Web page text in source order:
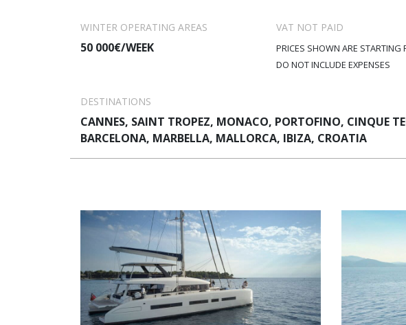
WINTER OPERATING AREAS
50 000€/WEEK
VAT NOT PAID
PRICES SHOWN ARE STARTING
DO NOT INCLUDE EXPENSES
DESTINATIONS
CANNES, SAINT TROPEZ, MONACO, PORTOFINO, CINQUE
BARCELONA, MARBELLA, MALLORCA, IBIZA, CROATIA